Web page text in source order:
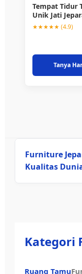
Tempat Tidur
Unik Jati
★★★★★ (4.9)
Tanya
Furniture
Kualitas
Kategori
Ruang Tamu